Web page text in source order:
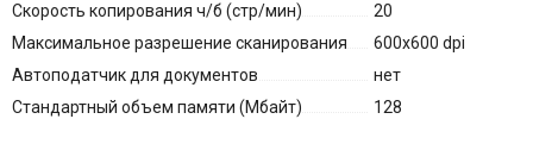
Скорость копирования ч/б (стр/мин)
20
Максимальное разрешение сканирования
600x600 dpi
Автоподатчик для документов
нет
Стандартный объем памяти (Мбайт)
128